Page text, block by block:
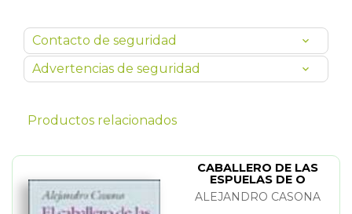
Contacto de seguridad
Advertencias de seguridad
Productos relacionados
CABALLERO DE LAS
ESPUELAS DE O
ALEJANDRO CASONA